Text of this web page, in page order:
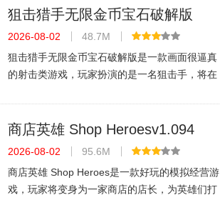
来试试！
狙击猎手无限金币宝石破解版
v1.14.1 2026官方中文版
2026-08-02
48.7M
狙击猎手无限金币宝石破解版是一款画面很逼真
的射击类游戏，玩家扮演的是一名狙击手，将在
自己的装备，赶紧拿起你的狙击枪，
商店英雄 Shop Heroesv1.094
2026手游下载
2026-08-02
95.6M
商店英雄 Shop Heroes是一款好玩的模拟经营游
戏，玩家将变身为一家商店的店长，为英雄们打